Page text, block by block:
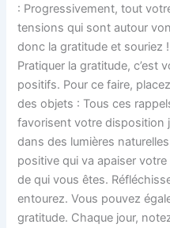
: Progressivement, tout
tensions qui sont autour
donc la gratitude et souriez
Pratiquer la gratitude, c’est
positifs. Pour ce faire,
des objets : Tous ces
favorisent votre disposition
dans des lumières
positive qui va apaiser
de qui vous êtes.
entourez. Vous pouvez
gratitude. Chaque jour,